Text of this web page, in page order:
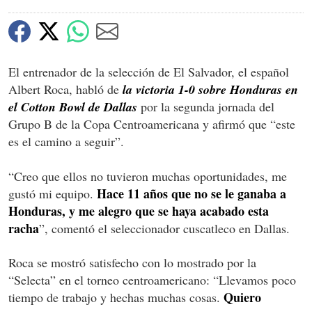
El entrenador de la selección de El Salvador, el español
Albert Roca, habló de la victoria 1-0 sobre Honduras en
el Cotton Bowl de Dallas por la segunda jornada del
Grupo B de la Copa Centroamericana y afirmó que “este
es el camino a seguir”.
“Creo que ellos no tuvieron muchas oportunidades, me
gustó mi equipo. Hace 11 años que no se le ganaba a
Honduras, y me alegro que se haya acabado esta
racha”, comentó el seleccionador cuscatleco en Dallas.
Roca se mostró satisfecho con lo mostrado por la
“Selecta” en el torneo centroamericano: “Llevamos poco
tiempo de trabajo y hechas muchas cosas. Quiero